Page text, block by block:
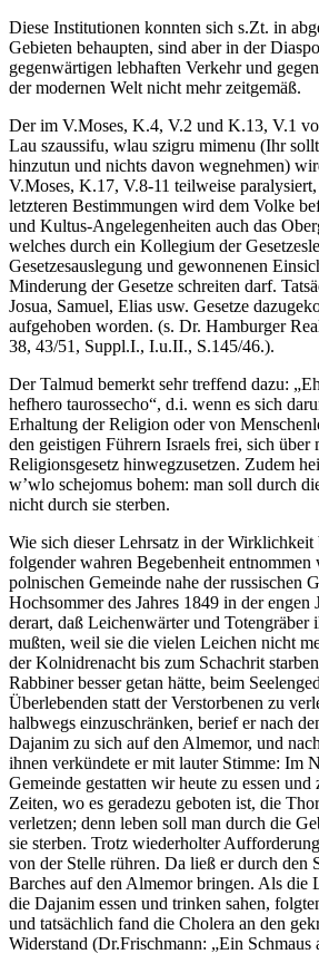
Diese Institutionen konnten sich s.Zt. in
Gebieten behaupten, sind aber in der
gegenwärtigen lebhaften Verkehr und
der modernen Welt nicht mehr zeitgemäß.
Der im V.Moses, K.4, V.2 und K.13, V.1
Lau szaussifu, wlau szigru mimenu (Ihr
hinzutun und nichts davon wegnehmen)
V.Moses, K.17, V.8-11 teilweise
letzteren Bestimmungen wird dem Volke
und Kultus-Angelegenheiten auch das
welches durch ein Kollegium der
Gesetzesauslegung und gewonnenen
Minderung der Gesetze schreiten darf.
Josua, Samuel, Elias usw. Gesetze
aufgehoben worden. (s. Dr. Hamburger
38, 43/51, Suppl.I., I.u.II., S.145/46.).
Der Talmud bemerkt sehr treffend dazu:
hefhero taurossecho“, d.i. wenn es sich
Erhaltung der Religion oder von
den geistigen Führern Israels frei, sich über
Religionsgesetz hinwegzusetzen. Zudem
w’wlo schejomus bohem: man soll durch
nicht durch sie sterben.
Wie sich dieser Lehrsatz in der Wirklichkeit
folgender wahren Begebenheit
polnischen Gemeinde nahe der russischen
Hochsommer des Jahres 1849 in der engen
derart, daß Leichenwärter und Totengräber
mußten, weil sie die vielen Leichen nicht
der Kolnidrenacht bis zum Schachrit
Rabbiner besser getan hätte, beim
Überlebenden statt der Verstorbenen zu
halbwegs einzuschränken, berief er nach
Dajanim zu sich auf den Almemor, und
ihnen verkündete er mit lauter Stimme: Im
Gemeinde gestatten wir heute zu essen
Zeiten, wo es geradezu geboten ist, die
verletzen; denn leben soll man durch die
sie sterben. Trotz wiederholter
von der Stelle rühren. Da ließ er durch den
Barches auf den Almemor bringen. Als die
die Dajanim essen und trinken sahen,
und tatsächlich fand die Cholera an den
Widerstand (Dr.Frischmann: „Ein Schmaus